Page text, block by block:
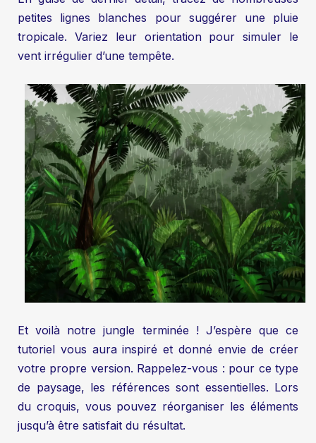
petites lignes blanches pour suggérer une pluie
tropicale. Variez leur orientation pour simuler le
vent irrégulier d’une tempête.
Et voilà notre jungle terminée ! J’espère que ce
tutoriel vous aura inspiré et donné envie de créer
votre propre version. Rappelez-vous : pour ce type
de paysage, les références sont essentielles. Lors
du croquis, vous pouvez réorganiser les éléments
jusqu’à être satisfait du résultat.